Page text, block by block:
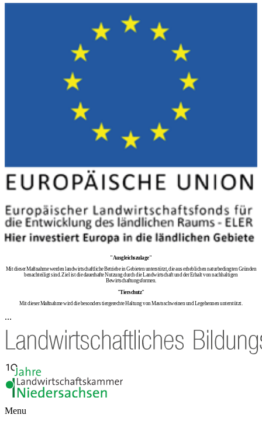
"Ausgleichszulage"
Mit dieser Maßnahme werden landwirtschaftliche Betriebe in Gebieten unterstützt, die aus erheblichen naturbedingten Gründen
benachteiligt sind. Ziel ist die dauerhafte Nutzung durch die Landwirtschaft und der Erhalt von nachhaltigen
Bewirtschaftungsformen.
"Tierschutz"
Mit dieser Maßnahme wird die besonders tiergerechte Haltung von Mastsschweinen und Legehennen unterstützt.
...
Menu